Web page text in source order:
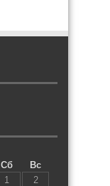
Сб
Вс
1
2